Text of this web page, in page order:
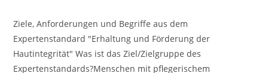
Ziele, Anforderungen und Begriffe aus dem
Expertenstandard "Erhaltung und Förderung der
Hautintegrität" Was ist das Ziel/Zielgruppe des
Expertenstandards?Menschen mit pflegerischem